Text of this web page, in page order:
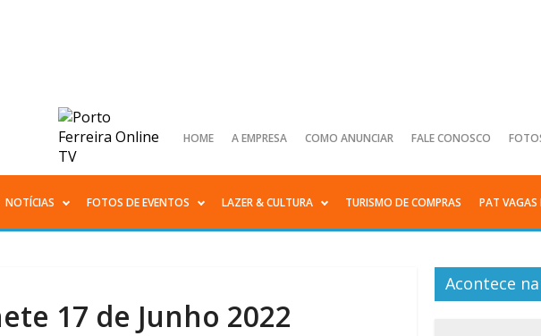
HOME A EMPRESA COMO ANUNCIAR FALE CONOSCO
NOTÍCIAS FOTOS DE EVENTOS LAZER & CULTURA TURISMO DE COMPRAS PAT VAGAS
17 de Junho 2022
Acontece